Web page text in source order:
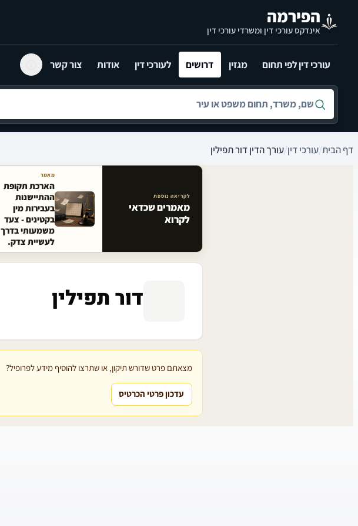
הפירמה
אינדקס עורכי דין ומשרדי עורכי דין
עורכי דין לפי תחום מגזין דרושים לעורכי דין אודות צור קשר
חיפוש לפי שם, משרד, תחום משפט או עיר
דף הבית/עורכי דין/עורך הדין דור תפילין
מאמרים קשורים באתר
לקריאה נוספת
מאמרים שכדאי
לקרוא
מאמר
הארכת תקופת
ההתיישנות
בעבירות מין
בקטינים - צעד
משמעותי בדרך
לעשיית צדק.
דור תפילין
מצאתם פרט שדורש תיקון, או שתרצו להוסיף מידע לפרופיל?
עדכון פרטי הכרטיס